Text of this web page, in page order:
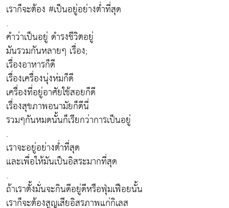
เราก็จะต้อง #เป็นอยู่อย่างต่ำที่สุด
.
คำว่าเป็นอยู่ ดำรงชีวิตอยู่
มันรวมกันหลายๆ เรื่อง;
เรื่องอาหารก็ดี
เรื่องเครื่องนุ่งห่มก็ดี
เครื่องที่อยู่อาศัยใช้สอยก็ดี
เรื่องสุขภาพอนามัยก็ดีนี่
รวมๆกันหมดนั้นก็เรียกว่าการเป็นอยู่
.
เราจะอยู่อย่างต่ำที่สุด
และเพื่อให้มันเป็นอิสระมากที่สุด
.
ถ้าเราตั้งมั่นจะกินดีอยู่ดีหรือฟุ่มเฟือยนั้น
เราก็จะต้องสูญเสียอิสรภาพแก่กิเลส